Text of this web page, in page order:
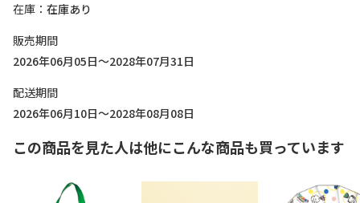
在庫
在庫あり
販売期間
2026年06月05日～2028年07月31日
配送期間
2026年06月10日～2028年08月08日
この商品を見た人は他にこんな商品も買っています